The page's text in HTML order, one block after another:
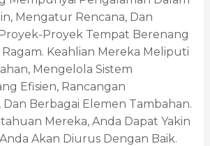
Mengatur Rencana, Dan
Proyek Tempat Berenang
Keahlian Mereka Meliputi
Mengelola Sistem
Efisien, Rancangan
Berbagai Elemen Tambahan.
Mereka, Anda Dapat Yakin
Akan Diurus Dengan Baik.